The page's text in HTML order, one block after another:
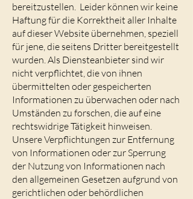
bereitzustellen. Leider können wir keine
Haftung für die Korrektheit aller Inhalte
auf dieser Website übernehmen, speziell
für jene, die seitens Dritter bereitgestellt
wurden. Als Diensteanbieter sind wir
nicht verpflichtet, die von ihnen
übermittelten oder gespeicherten
Informationen zu überwachen oder nach
Umständen zu forschen, die auf eine
rechtswidrige Tätigkeit hinweisen.
Unsere Verpflichtungen zur Entfernung
von Informationen oder zur Sperrung
der Nutzung von Informationen nach
den allgemeinen Gesetzen aufgrund von
gerichtlichen oder behördlichen